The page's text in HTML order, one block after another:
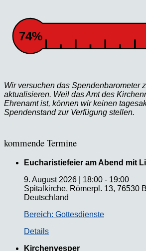
74%
Wir versuchen das Spendenbarometer
aktualisieren. Weil das Amt des
Ehrenamt ist, können wir keinen
Spendenstand zur Verfügung stellen.
kommende Termine
Eucharistiefeier am Abend mit
9. August 2026
18:00 - 19:00
Spitalkirche, Römerpl. 13, 76530
Deutschland
Bereich: Gottesdienste
Details
Kirchenvesper